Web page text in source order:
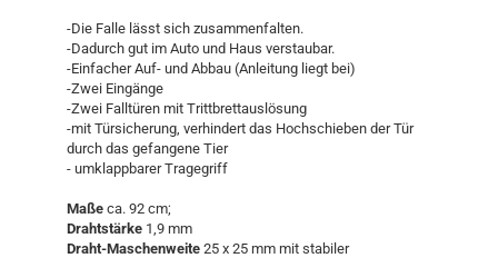
-Die Falle lässt sich zusammenfalten.
-Dadurch gut im Auto und Haus verstaubar.
-Einfacher Auf- und Abbau (Anleitung liegt bei)
-Zwei Eingänge
-Zwei Falltüren mit Trittbrettauslösung
-mit Türsicherung, verhindert das Hochschieben der Tür
durch das gefangene Tier
- umklappbarer Tragegriff
Maße ca. 92 cm;
Drahtstärke 1,9 mm
Draht-Maschenweite 25 x 25 mm mit stabiler